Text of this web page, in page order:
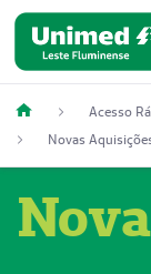
Acesso
Novas